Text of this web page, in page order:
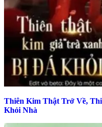
Thiên Kim Thật Trở Về,
Khỏi Nhà